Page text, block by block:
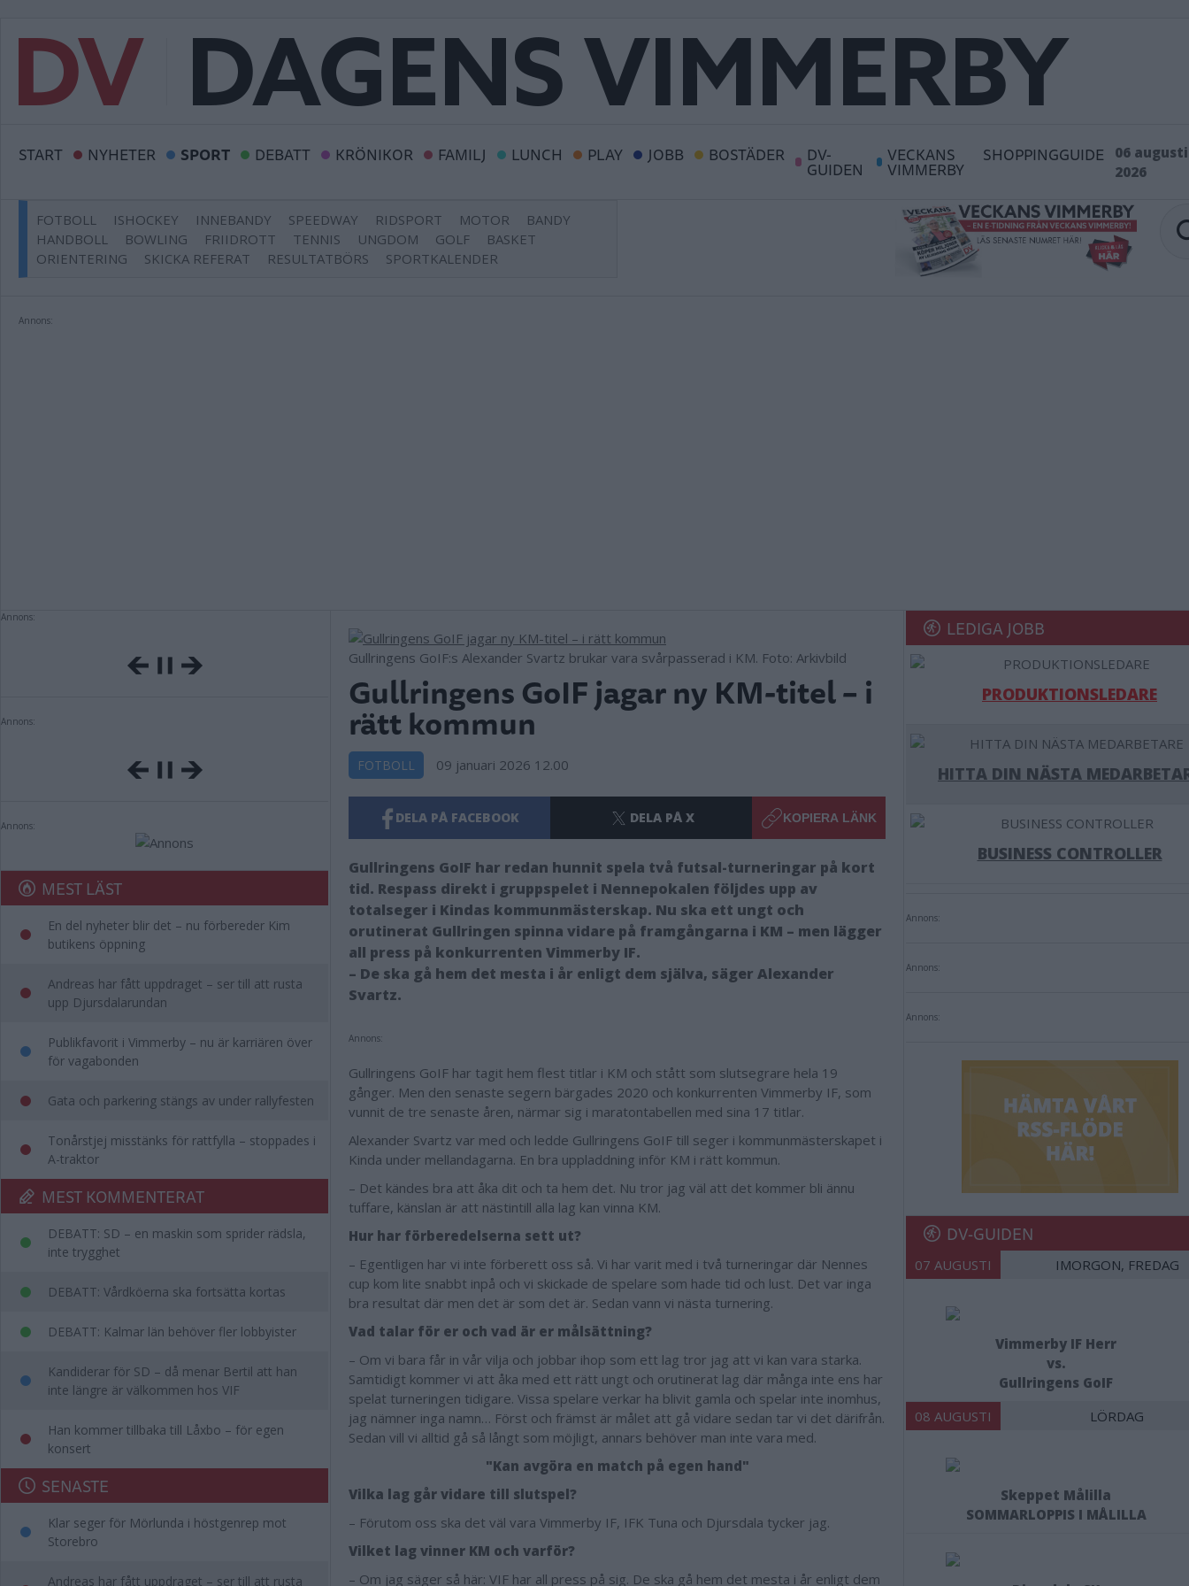
START NYHETER SPORT DEBATT KRÖNIKOR FAMILJ LUNCH PLAY JOBB BOSTÄDER DV-
GUIDEN
VECKANS
VIMMERBY
SHOPPINGGUIDE
06 augusti
2026
FOTBOLL ISHOCKEY INNEBANDY SPEEDWAY RIDSPORT MOTOR
BANDY
HANDBOLL
BOWLING FRIIDROTT TENNIS UNGDOM GOLF
BASKET
ORIENTERING
SKICKA REFERAT RESULTATBÖRS SPORTKALENDER
Annons:
Annons:
Annons:
Annons:
MEST LÄST
En del nyheter blir det – nu förbereder Kim
butikens öppning
Andreas har fått uppdraget – ser till att rusta
upp Djursdalarundan
Publikfavorit i Vimmerby – nu är karriären över
för vagabonden
Gata och parkering stängs av under rallyfesten
Tonårstjej misstänks för rattfylla – stoppades i
A-traktor
MEST KOMMENTERAT
DEBATT: SD – en maskin som sprider rädsla,
inte trygghet
DEBATT: Vårdköerna ska fortsätta kortas
DEBATT: Kalmar län behöver fler lobbyister
Kandiderar för SD – då menar Bertil att han
inte längre är välkommen hos VIF
Han kommer tillbaka till Låxbo – för egen
konsert
SENASTE
Klar seger för Mörlunda i höstgenrep mot
Storebro
Andreas har fått uppdraget – ser till att rusta
Gullringens GoIF:s Alexander Svartz brukar vara svårpasserad i KM. Foto: Arkivbild
Gullringens GoIF jagar ny KM-titel – i
rätt kommun
FOTBOLL 09 januari 2026 12.00
DELA PÅ FACEBOOK DELA PÅ X KOPIERA LÄNK
Gullringens GoIF har redan hunnit spela två futsal-turneringar på kort
tid. Respass direkt i gruppspelet i Nennepokalen följdes upp av
totalseger i Kindas kommunmästerskap. Nu ska ett ungt och
orutinerat Gullringen spinna vidare på framgångarna i KM – men lägger
all press på konkurrenten Vimmerby IF.
– De ska gå hem det mesta i år enligt dem själva, säger Alexander
Svartz.
Annons:
Gullringens GoIF har tagit hem flest titlar i KM och stått som slutsegrare hela 19
gånger. Men den senaste segern bärgades 2020 och konkurrenten Vimmerby IF, som
vunnit de tre senaste åren, närmar sig i maratontabellen med sina 17 titlar.
Alexander Svartz var med och ledde Gullringens GoIF till seger i kommunmästerskapet i
Kinda under mellandagarna. En bra uppladdning inför KM i rätt kommun.
– Det kändes bra att åka dit och ta hem det. Nu tror jag väl att det kommer bli ännu
tuffare, känslan är att nästintill alla lag kan vinna KM.
Hur har förberedelserna sett ut?
– Egentligen har vi inte förberett oss så. Vi har varit med i två turneringar där Nennes
cup kom lite snabbt inpå och vi skickade de spelare som hade tid och lust. Det var inga
bra resultat där men det är som det är. Sedan vann vi nästa turnering.
Vad talar för er och vad är er målsättning?
– Om vi bara får in vår vilja och jobbar ihop som ett lag tror jag att vi kan vara starka.
Samtidigt kommer vi att åka med ett rätt ungt och orutinerat lag där många inte ens har
spelat turneringen tidigare. Vissa spelare verkar ha blivit gamla och spelar inte inomhus,
jag nämner inga namn… Först och främst är målet att gå vidare sedan tar vi det därifrån.
Sedan vill vi alltid gå så långt som möjligt, annars behöver man inte vara med.
"Kan avgöra en match på egen hand"
Vilka lag går vidare till slutspel?
– Förutom oss ska det väl vara Vimmerby IF, IFK Tuna och Djursdala tycker jag.
Vilket lag vinner KM och varför?
– Om jag säger så här: VIF har all press på sig. De ska gå hem det mesta i år enligt dem
LEDIGA JOBB
PRODUKTIONSLEDARE
HITTA DIN NÄSTA
BUSINESS CONTROLLER
Annons:
Annons:
Annons:
DV-GUIDEN
07 AUGUSTI IMORGON, FREDAG
Vimmerby IF Herr
vs.
Gullringens GoIF
08 AUGUSTI LÖRDAG
Skeppet Målilla
SOMMARLOPPIS I MÅLILLA